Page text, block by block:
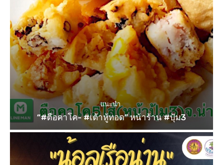
แนะนำ
“#ตือคาโค- #เต้าหู้ทอด” หน้าร้าน #ปุ้ม3